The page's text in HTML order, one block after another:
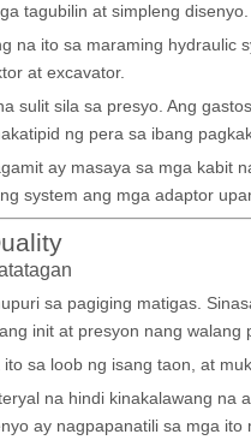
tagubilin at simpleng disenyo.
na ito sa maraming hydraulic
at excavator.
sulit sila sa presyo. Ang
ng pera sa ibang
ay masaya sa mga kabit
system ang mga adaptor
sa pagiging matigas.
init at presyon nang walang
sa loob ng isang taon, at
na hindi kinakalawang na
ay nagpapanatili sa mga